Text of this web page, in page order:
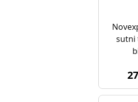
sutni